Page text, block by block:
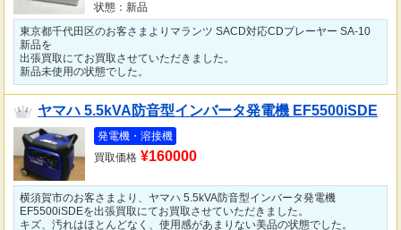
状態：新品
東京都千代田区のお客さまよりマランツ SACD対応CDプレーヤー SA-10
新品を
出張買取にてお買取させていただきました。
新品未使用の状態でした。
ヤマハ 5.5kVA防音型インバータ発電機 EF5500iSDE
発電機・溶接機
買取価格 ¥160000
横須賀市のお客さまより、ヤマハ 5.5kVA防音型インバータ発電機
EF5500iSDEを出張買取にてお買取させていただきました。
キズ、汚れはほとんどなく、使用感があまりない美品の状態でした。